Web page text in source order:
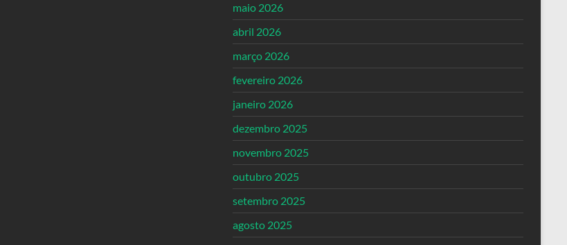
maio 2026
abril 2026
março 2026
fevereiro 2026
janeiro 2026
dezembro 2025
novembro 2025
outubro 2025
setembro 2025
agosto 2025